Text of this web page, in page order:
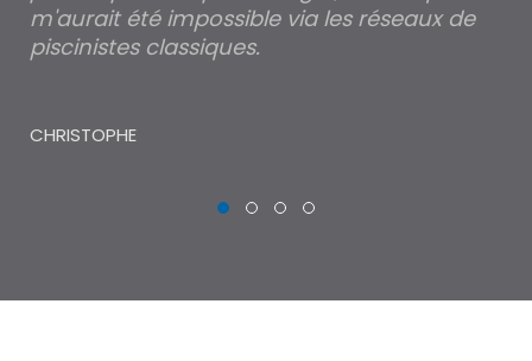
m'aurait été impossible via les réseaux de
piscinistes classiques.
CHRISTOPHE